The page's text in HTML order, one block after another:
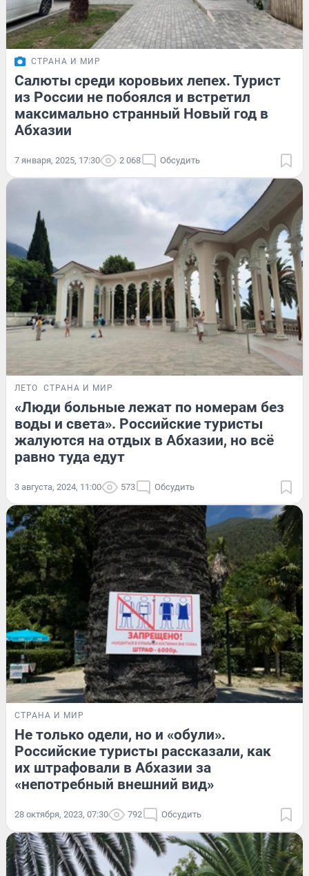
СТРАНА И МИР
Салюты среди коровьих лепех. Турист
из России не побоялся и встретил
максимально странный Новый год в
Абхазии
7 января, 2025, 17:30 2 068 Обсудить
ЛЕТО СТРАНА И МИР
«Люди больные лежат по номерам без
воды и света». Российские туристы
жалуются на отдых в Абхазии, но всё
равно туда едут
3 августа, 2024, 11:00 573 Обсудить
СТРАНА И МИР
Не только одели, но и «обули».
Российские туристы рассказали, как
их штрафовали в Абхазии за
«непотребный внешний вид»
28 октября, 2023, 07:30 792 Обсудить